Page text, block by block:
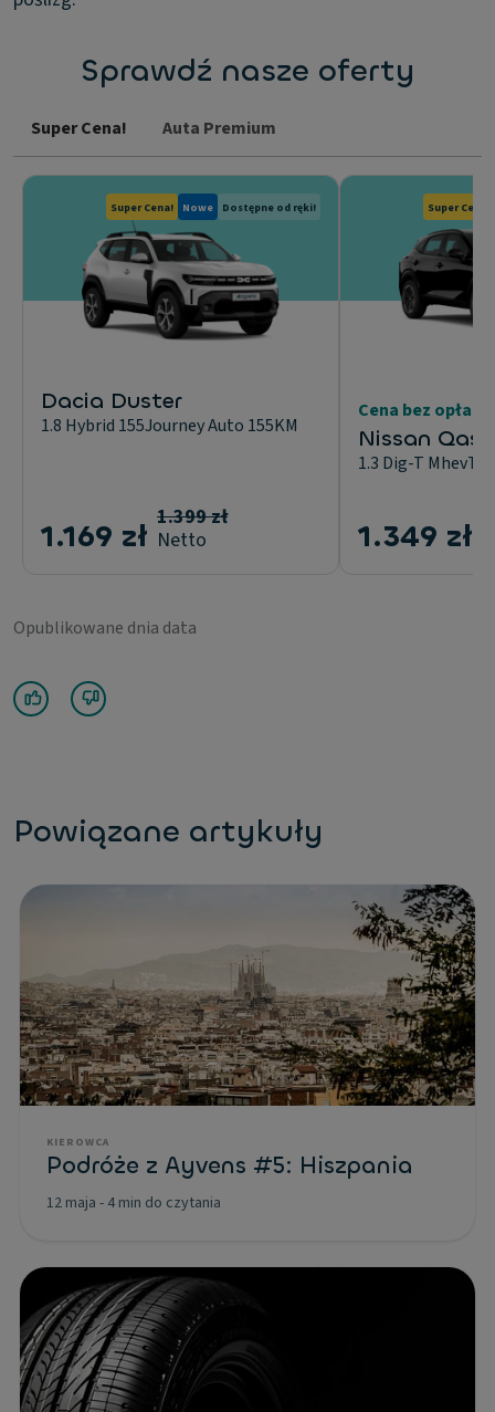
Sprawdź nasze oferty
Super Cena! Auta Premium
Super Cena! Nowe Dostępne od ręki!
Dacia Duster
1.8 Hybrid 155Journey Auto 155KM
1.169 zł 1.399 zł
Netto
Super Cena!
Cena bez
Nissan
1.3 Dig-T
1.349 zł
Opublikowane dnia data
Powiązane artykuły
KIEROWCA
Podróże z Ayvens #5: Hiszpania
12 maja - 4 min do czytania